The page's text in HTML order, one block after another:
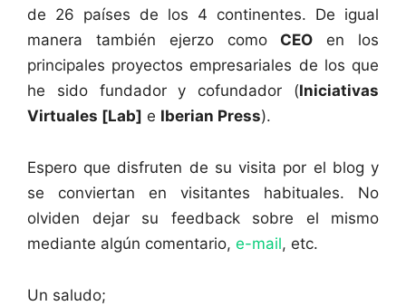
de 26 países de los 4 continentes. De igual
manera también ejerzo como CEO en los
principales proyectos empresariales de los que
he sido fundador y cofundador (Iniciativas
Virtuales [Lab] e Iberian Press).
Espero que disfruten de su visita por el blog y
se conviertan en visitantes habituales. No
olviden dejar su feedback sobre el mismo
mediante algún comentario, e-mail, etc.
Un saludo;